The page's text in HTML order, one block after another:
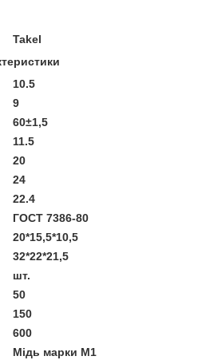
Takel
10.5
9
60±1,5
11.5
20
24
22.4
ГОСТ 7386-80
20*15,5*10,5
32*22*21,5
шт.
50
150
600
Мідь марки М1